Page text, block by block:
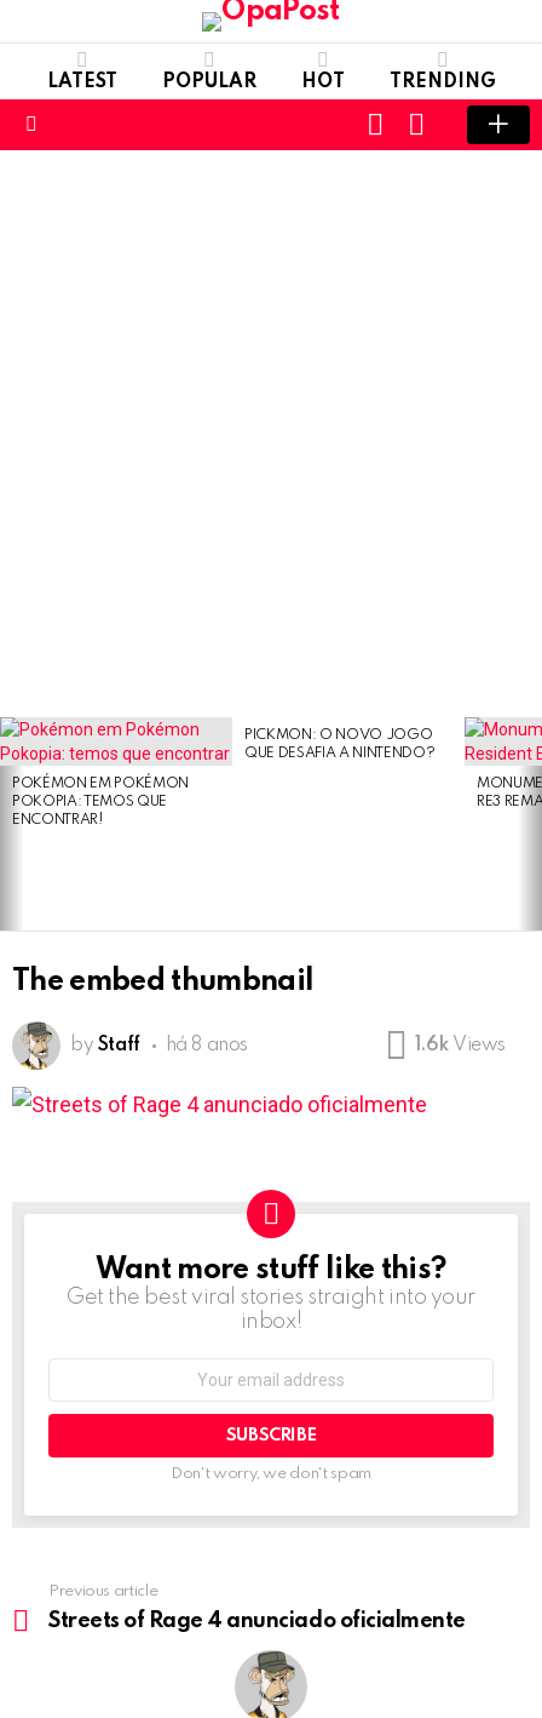
LATEST POPULAR HOT TRENDING
SWITCH
SKIN
LOGIN
LATEST
STORIES
POKÉMON EM POKÉMON
POKOPIA: TEMOS QUE
ENCONTRAR!
PICKMON: O NOVO JOGO
QUE DESAFIA A NINTENDO?
RE3
The embed thumbnail
by Staff há 8 anos 1.6k Views
NEWSLETTER
Want more stuff like this?
Get the best viral stories straight into your
inbox!
Don't worry, we don't spam
more
Previous article
Streets of Rage 4 anunciado oficialmente